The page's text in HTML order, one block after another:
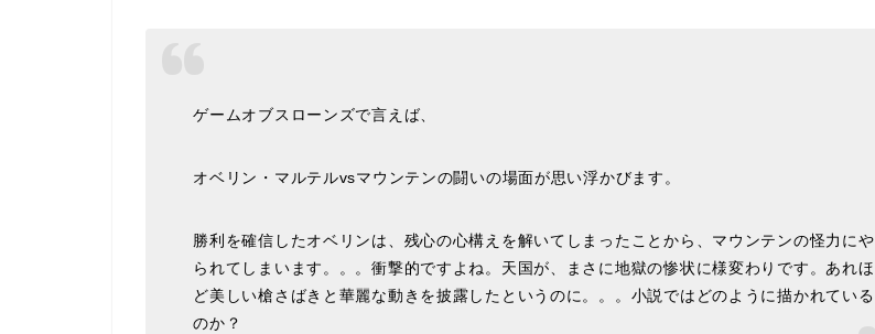
ゲームオブスローンズで言えば、
オベリン・マルテルvsマウンテンの闘いの場面が思い浮かびます。
勝利を確信したオベリンは、残心の心構えを解いてしまったことから、マウンテンの怪力にや
られてしまいます。。。衝撃的ですよね。天国が、まさに地獄の惨状に様変わりです。あれほ
ど美しい槍さばきと華麗な動きを披露したというのに。。。小説ではどのように描かれている
のか？